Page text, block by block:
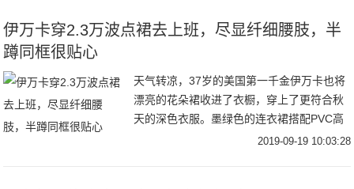
伊万卡穿2.3万波点裙去上班，尽显纤细腰肢，半
蹲同框很贴心
天气转凉，37岁的美国第一千金伊万卡也将
漂亮的花朵裙收进了衣橱，穿上了更符合秋
天的深色衣服。墨绿色的连衣裙搭配PVC高
跟鞋，受到了时尚评论的交口称赞，而裙摆
2019-09-19 10:03:28